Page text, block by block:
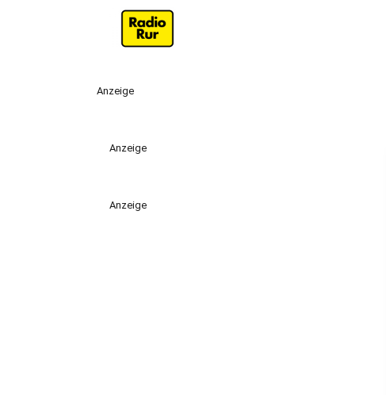
Anzeige
Anzeige
Anzeige